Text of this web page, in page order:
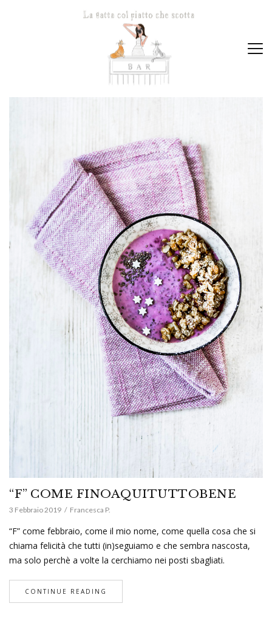
“F” COME FINOAQUITUTTOBENE
3 Febbraio 2019 Francesca P.
“F” come febbraio, come il mio nome, come quella cosa che si
chiama felicità che tutti (in)seguiamo e che sembra nascosta,
ma solo perchè a volte la cerchiamo nei posti sbagliati.
CONTINUE READING